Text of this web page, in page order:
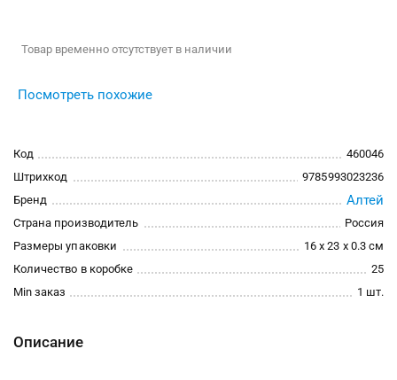
Товар временно отсутствует в наличии
Посмотреть похожие
Код
460046
Штрихкод
9785993023236
Бренд
Алтей
Страна производитель
Россия
Размеры упаковки
16 x 23 x 0.3 см
Количество в коробке
25
Min заказ
1 шт.
Описание